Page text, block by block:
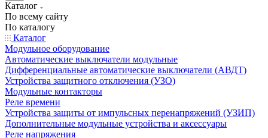
Каталог
По всему сайту
По каталогу
Каталог
Модульное оборудование
Автоматические выключатели модульные
Дифференциальные автоматические выключатели (АВДТ)
Устройства защитного отключения (УЗО)
Модульные контакторы
Реле времени
Устройства защиты от импульсных перенапряжений (УЗИП)
Дополнительные модульные устройства и аксессуары
Реле напряжения